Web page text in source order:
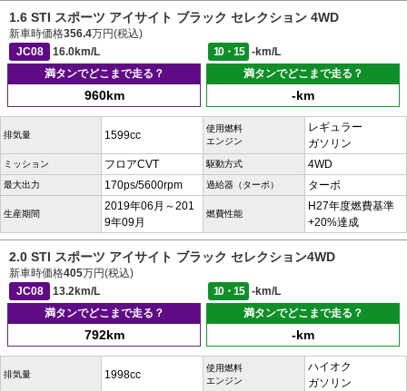
1.6 STI スポーツ アイサイト ブラック セレクション 4WD
新車時価格356.4万円(税込)
JC08
16.0km/L 10・15
-km/L
満タンでどこまで走る？
960km
満タンでどこまで走る？
-km
排気量 1599cc
使用燃料
エンジン
レギュラー
ガソリン
ミッション フロアCVT 駆動方式 4WD
最大出力 170ps/5600rpm 過給器（ターボ） ターボ
生産期間
2019年06月～201
9年09月
燃費性能
H27年度燃費基準
+20%達成
2.0 STI スポーツ アイサイト ブラック セレクション4WD
新車時価格405万円(税込)
JC08
13.2km/L 10・15
-km/L
満タンでどこまで走る？
792km
満タンでどこまで走る？
-km
排気量 1998cc
使用燃料
エンジン
ハイオク
ガソリン